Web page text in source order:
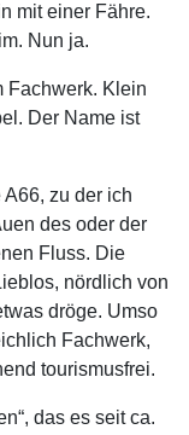
mit einer Fähre.
Nun ja.
Fachwerk. Klein
Der Name ist
zu der ich
des oder der
Fluss. Die
nördlich von
dröge. Umso
Fachwerk,
tourismusfrei.
das es seit ca.